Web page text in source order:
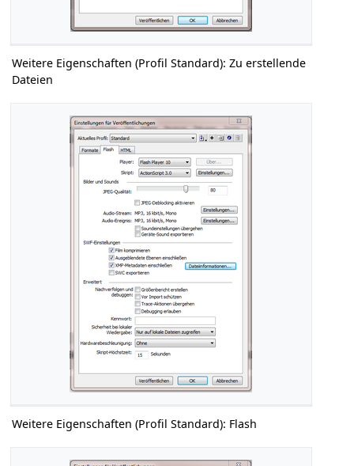
Weitere Eigenschaften (Profil Standard): Zu erstellende
Dateien
Weitere Eigenschaften (Profil Standard): Flash